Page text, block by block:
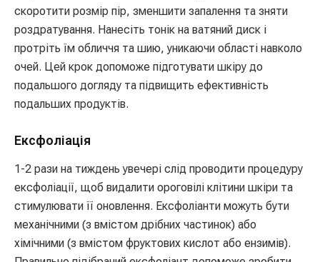
скоротити розмір пір, зменшити запалення та зняти
роздратування. Нанесіть тонік на ватяний диск і
протріть їм обличчя та шию, уникаючи області навколо
очей. Цей крок допоможе підготувати шкіру до
подальшого догляду та підвищить ефективність
подальших продуктів.
Ексфоліація
1-2 рази на тиждень увечері слід проводити процедуру
ексфоліації, щоб видалити ороговілі клітини шкіри та
стимулювати її оновлення. Ексфоліанти можуть бути
механічними (з вмістом дрібних частинок) або
хімічними (з вмістом фруктових кислот або ензимів).